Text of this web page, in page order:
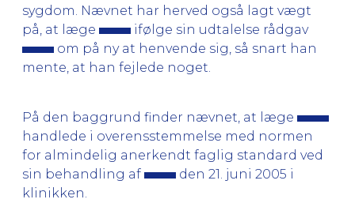
sygdom. Nævnet har herved også lagt vægt
på, at læge
ifølge sin udtalelse rådgav
om på ny at henvende sig, så snart han
mente, at han fejlede noget.
På den baggrund finder nævnet, at læge
handlede i overensstemmelse med normen
for almindelig anerkendt faglig standard ved
sin behandling af
den 21. juni 2005 i
klinikken.